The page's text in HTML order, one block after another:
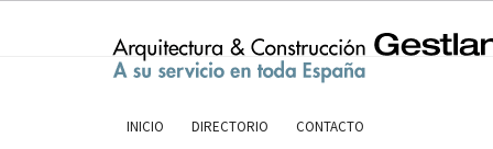
INICIO DIRECTORIO CONTACTO